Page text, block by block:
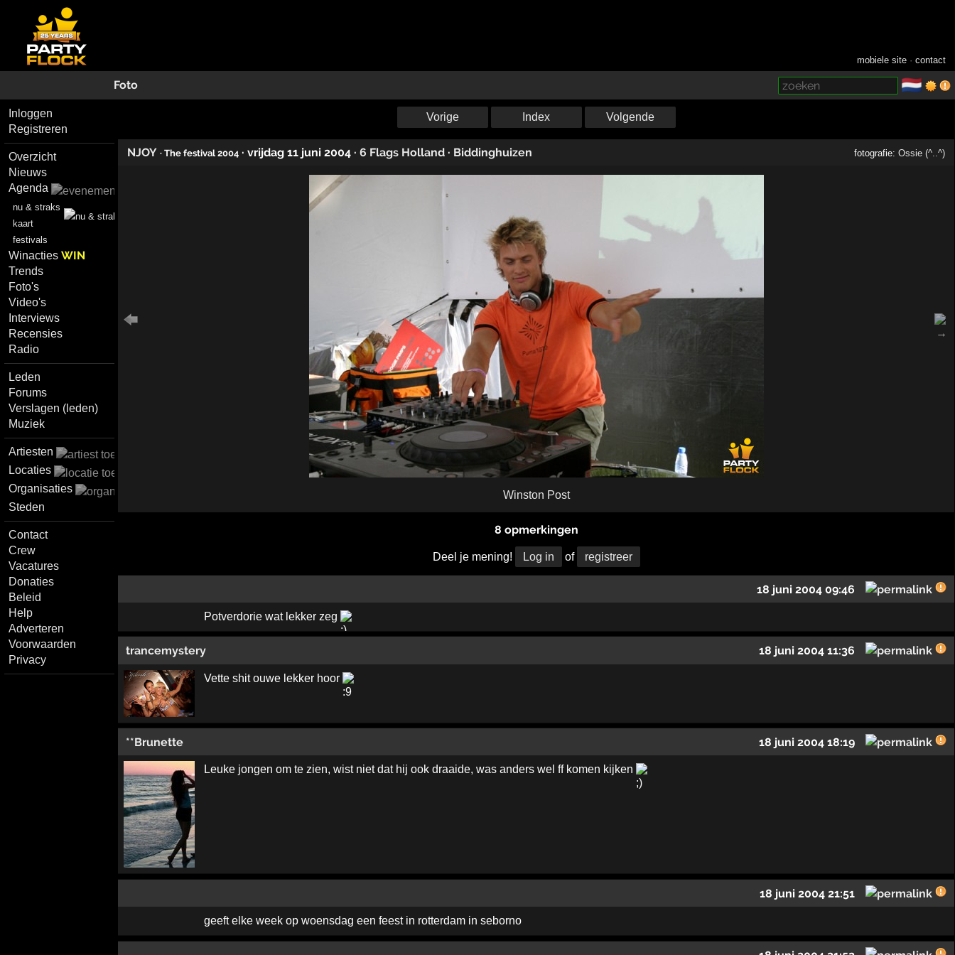
mobiele site ·contact
Foto 🇳🇱
Inloggen
Registreren
Overzicht
Nieuws
Agenda
nu & straks
kaart
festivals
WinactiesWIN
Trends
Foto's
Video's
Interviews
Recensies
Radio
Leden
Forums
Verslagen (leden)
Muziek
Artiesten
Locaties
Organisaties
Steden
Contact
Crew
Vacatures
Donaties
Beleid
Help
Adverteren
Voorwaarden
Privacy
Vorige Index Volgende
NJOY · The festival 2004 · vrijdag 11 juni 2004 · 6 Flags Holland · Biddinghuizen fotografie:Ossie (^..^)
Winston Post
8 opmerkingen
Deel je mening! Log in of registreer
18 juni 2004 09:46
Potverdorie wat lekker zeg
trancemystery 18 juni 2004 11:36
Vette shit ouwe lekker hoor
**Brunette 18 juni 2004 18:19
Leuke jongen om te zien, wist niet dat hij ook draaide, was anders wel ff komen kijken
18 juni 2004 21:51
geeft elke week op woensdag een feest in rotterdam in seborno